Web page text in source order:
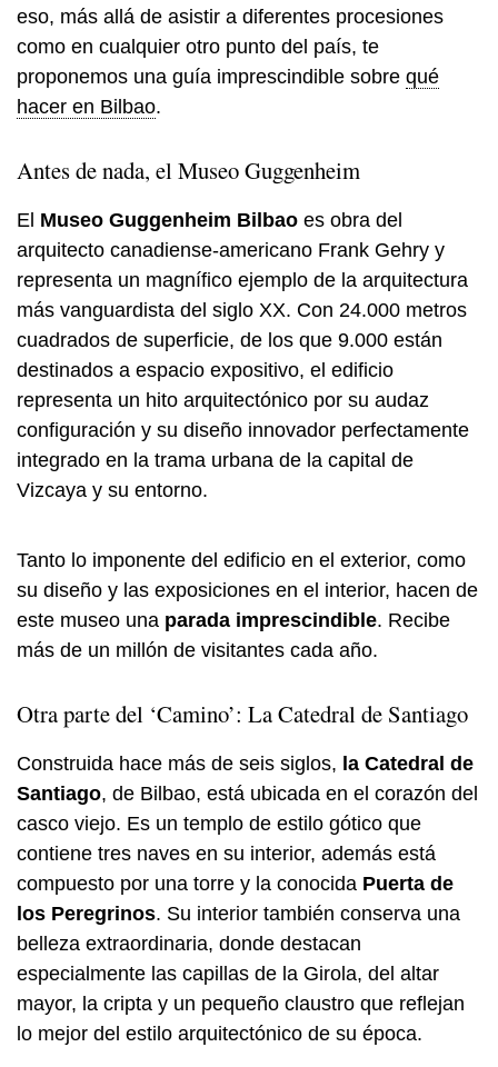
eso, más allá de asistir a diferentes procesiones
como en cualquier otro punto del país, te
proponemos una guía imprescindible sobre qué
hacer en Bilbao.
Antes de nada, el Museo Guggenheim
El Museo Guggenheim Bilbao es obra del
arquitecto canadiense-americano Frank Gehry y
representa un magnífico ejemplo de la arquitectura
más vanguardista del siglo XX. Con 24.000 metros
cuadrados de superficie, de los que 9.000 están
destinados a espacio expositivo, el edificio
representa un hito arquitectónico por su audaz
configuración y su diseño innovador perfectamente
integrado en la trama urbana de la capital de
Vizcaya y su entorno.
Tanto lo imponente del edificio en el exterior, como
su diseño y las exposiciones en el interior, hacen de
este museo una parada imprescindible. Recibe
más de un millón de visitantes cada año.
Otra parte del ‘Camino’: La Catedral de Santiago
Construida hace más de seis siglos, la Catedral de
Santiago, de Bilbao, está ubicada en el corazón del
casco viejo. Es un templo de estilo gótico que
contiene tres naves en su interior, además está
compuesto por una torre y la conocida Puerta de
los Peregrinos. Su interior también conserva una
belleza extraordinaria, donde destacan
especialmente las capillas de la Girola, del altar
mayor, la cripta y un pequeño claustro que reflejan
lo mejor del estilo arquitectónico de su época.